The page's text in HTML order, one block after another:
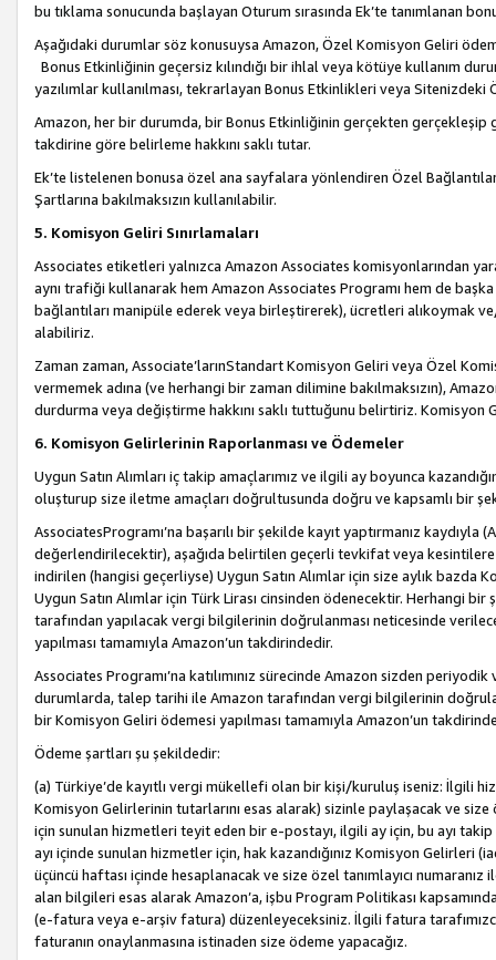
bu tıklama sonucunda başlayan Oturum sırasında Ek’te tanımlanan
Aşağıdaki durumlar söz konusuysa Amazon, Özel Komisyon Geliri
Bonus Etkinliğinin geçersiz kılındığı bir ihlal veya kötüye kullanım
yazılımlar kullanılması, tekrarlayan Bonus Etkinlikleri veya
Amazon, her bir durumda, bir Bonus Etkinliğinin gerçekten gerçekleşip
takdirine göre belirleme hakkını saklı tutar.
Ek’te listelenen bonusa özel ana sayfalara yönlendiren Özel
Şartlarına bakılmaksızın kullanılabilir.
5. Komisyon Geliri Sınırlamaları
Associates etiketleri yalnızca Amazon Associates komisyonlarından
aynı trafiği kullanarak hem Amazon Associates Programı hem de
bağlantıları manipüle ederek veya birleştirerek), ücretleri alıkoymak
alabiliriz.
Zaman zaman, Associate’larınStandart Komisyon Geliri veya Özel
vermemek adına (ve herhangi bir zaman dilimine bakılmaksızın),
durdurma veya değiştirme hakkını saklı tuttuğunu belirtiriz. Komisyon
6. Komisyon Gelirlerinin Raporlanması ve Ödemeler
Uygun Satın Alımları iç takip amaçlarımız ve ilgili ay boyunca
oluşturup size iletme amaçları doğrultusunda doğru ve kapsamlı bir
AssociatesProgramı’na başarılı bir şekilde kayıt yaptırmanız
değerlendirilecektir), aşağıda belirtilen geçerli tevkifat veya
indirilen (hangisi geçerliyse) Uygun Satın Alımlar için size aylık
Uygun Satın Alımlar için Türk Lirası cinsinden ödenecektir. Herhangi
tarafından yapılacak vergi bilgilerinin doğrulanması neticesinde
yapılması tamamıyla Amazon’un takdirindedir.
Associates Programı’na katılımınız sürecinde Amazon sizden
durumlarda, talep tarihi ile Amazon tarafından vergi bilgilerinin
bir Komisyon Geliri ödemesi yapılması tamamıyla Amazon’un
Ödeme şartları şu şekildedir:
(a) Türkiye’de kayıtlı vergi mükellefi olan bir kişi/kuruluş iseniz: İlgili
Komisyon Gelirlerinin tutarlarını esas alarak) sizinle paylaşacak ve
için sunulan hizmetleri teyit eden bir e-postayı, ilgili ay için, bu ayı
ayı içinde sunulan hizmetler için, hak kazandığınız Komisyon Gelirleri
üçüncü haftası içinde hesaplanacak ve size özel tanımlayıcı
alan bilgileri esas alarak Amazon’a, işbu Program Politikası
(e-fatura veya e-arşiv fatura) düzenleyeceksiniz. İlgili fatura
faturanın onaylanmasına istinaden size ödeme yapacağız.